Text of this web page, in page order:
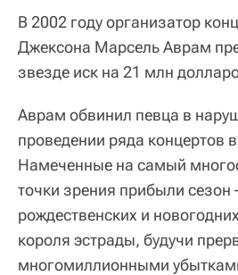
В 2002 году организатор
Джексона Марсель Аврам
звезде иск на 21 млн
Аврам обвинил певца в
проведении ряда концертов
Намеченные на самый
точки зрения прибыли сезон
рождественских и
короля эстрады, будучи
многомиллионными